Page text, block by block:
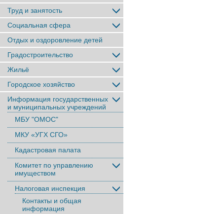
Труд и занятость
Социальная сфера
Отдых и оздоровление детей
Градостроительство
Жильё
Городское хозяйство
Информация государственных
и муниципальных учреждений
МБУ "ОМОС"
МКУ «УГХ СГО»
Кадастровая палата
Комитет по управлению
имуществом
Налоговая инспекция
Контакты и общая
информация